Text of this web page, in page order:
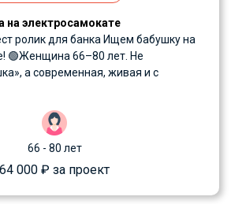
на электросамокате
ролик для банка Ищем бабушку на
🟢Женщина 66–80 лет. Не
а современная, живая и с
66 - 80 лет
64 000 ₽ за проект